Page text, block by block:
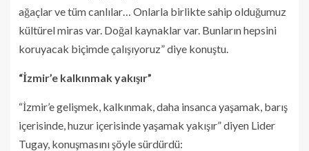
ağaçlar ve tüm canlılar… Onlarla birlikte sahip olduğumuz
kültürel miras var. Doğal kaynaklar var. Bunların hepsini
koruyacak biçimde çalışıyoruz” diye konuştu.
“İzmir’e kalkınmak yakışır”
“İzmir’e gelişmek, kalkınmak, daha insanca yaşamak, barış
içerisinde, huzur içerisinde yaşamak yakışır” diyen Lider
Tugay, konuşmasını şöyle sürdürdü: